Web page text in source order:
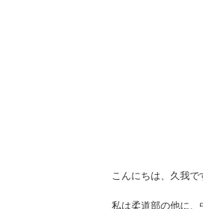
こんにちは、久我で
私は柔道部の他に、